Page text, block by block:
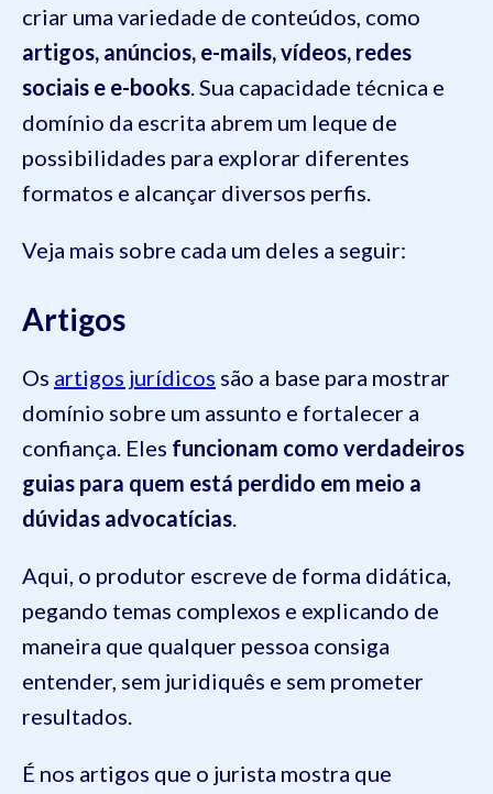
criar uma variedade de conteúdos, como
artigos, anúncios, e-mails, vídeos, redes
sociais e e-books. Sua capacidade técnica e
domínio da escrita abrem um leque de
possibilidades para explorar diferentes
formatos e alcançar diversos perfis.
Veja mais sobre cada um deles a seguir:
Artigos
Os artigos jurídicos são a base para mostrar
domínio sobre um assunto e fortalecer a
confiança. Eles funcionam como verdadeiros
guias para quem está perdido em meio a
dúvidas advocatícias.
Aqui, o produtor escreve de forma didática,
pegando temas complexos e explicando de
maneira que qualquer pessoa consiga
entender, sem juridiquês e sem prometer
resultados.
É nos artigos que o jurista mostra que